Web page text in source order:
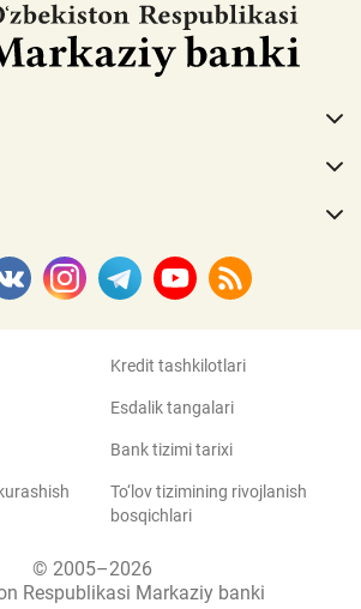
Kredit tashkilotlari
Esdalik tangalari
Bank tizimi tarixi
To‘lov tizimining rivojlanish
bosqichlari
© 2005–2026
Respublikasi Markaziy banki